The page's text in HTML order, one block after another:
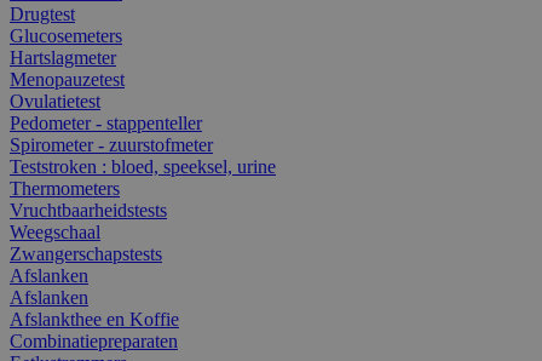
Drugtest
Glucosemeters
Hartslagmeter
Menopauzetest
Ovulatietest
Pedometer - stappenteller
Spirometer - zuurstofmeter
Teststroken : bloed, speeksel, urine
Thermometers
Vruchtbaarheidstests
Weegschaal
Zwangerschapstests
Afslanken
Afslanken
Afslankthee en Koffie
Combinatiepreparaten